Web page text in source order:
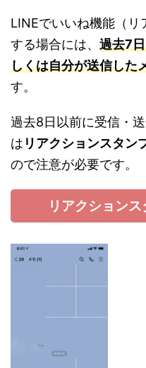
LINEでいいね機能（
する場合には、 過去7
しくは自分が送信した
す。
過去8日以前に受信・
は リアクションスタン
ので注意が必要です。
リアクション